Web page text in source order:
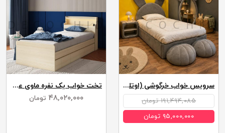
تخت خواب یک نفره ماوی عرض 90
۴۸,۰۲۰,۰۰۰ تومان
سرویس خواب خرگوشی (اوتلت)
۱۹۱,۴۹۴,۰۸۵ تومان
۹۵,۰۰۰,۰۰۰ تومان